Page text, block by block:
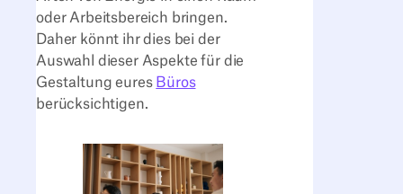
oder Arbeitsbereich bringen.
Daher könnt ihr dies bei der
Auswahl dieser Aspekte für die
Gestaltung eures Büros
berücksichtigen.